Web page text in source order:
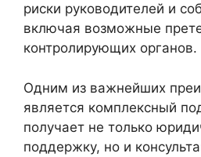
риски руководителей и
включая возможные
контролирующих органов.
Одним из важнейших
является комплексный
получает не только
поддержку, но и